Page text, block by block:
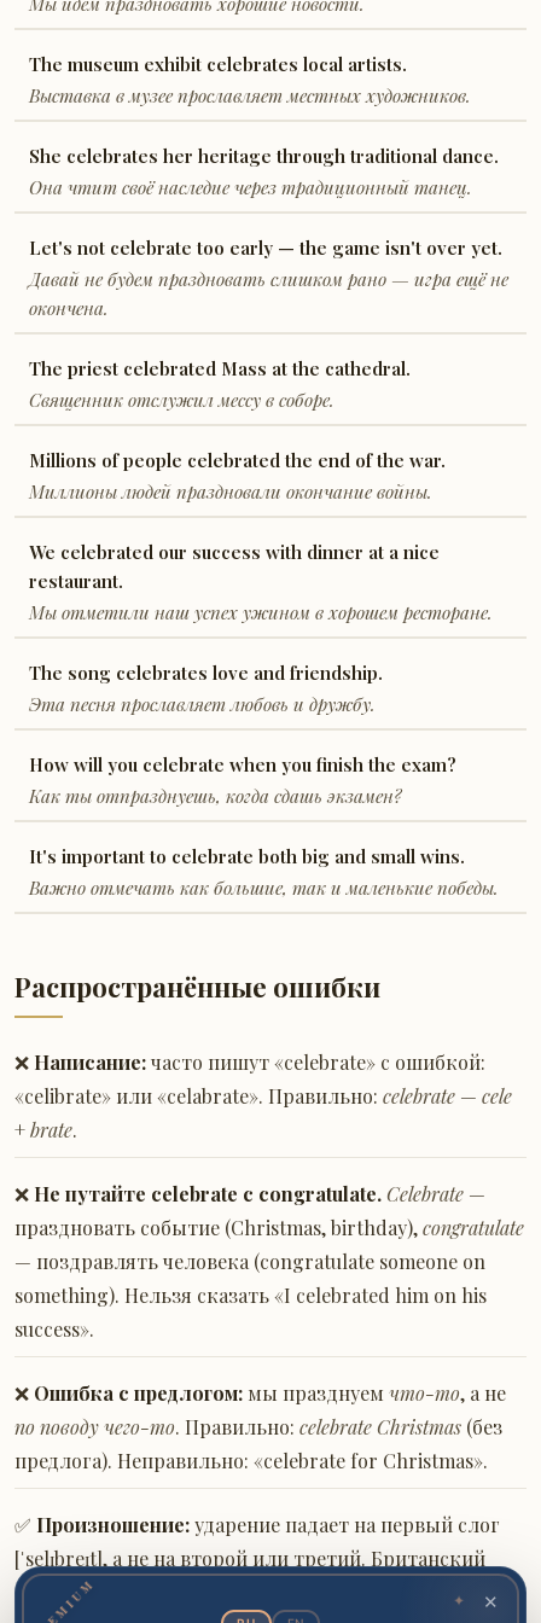
✦ ✕
The museum exhibit celebrates local artists.
Выставка в музее прославляет местных художников.
She celebrates her heritage through traditional dance.
Она чтит своё наследие через традиционный танец.
Let's not celebrate too early — the game isn't over yet.
Давай не будем праздновать слишком рано — игра ещё не
окончена.
The priest celebrated Mass at the cathedral.
Священник отслужил мессу в соборе.
Millions of people celebrated the end of the war.
Миллионы людей праздновали окончание войны.
We celebrated our success with dinner at a nice
restaurant.
Мы отметили наш успех ужином в хорошем ресторане.
The song celebrates love and friendship.
Эта песня прославляет любовь и дружбу.
How will you celebrate when you finish the exam?
Как ты отпразднуешь, когда сдашь экзамен?
It's important to celebrate both big and small wins.
Важно отмечать как большие, так и маленькие победы.
Распространённые ошибки
❌ Написание:часто пишут «celebrate» с ошибкой:
«celibrate» или «celabrate». Правильно: celebrate — cele
+brate.
❌ Не путайте celebrate с congratulate.Celebrate —
праздновать событие (Christmas, birthday),congratulate
— поздравлять человека (congratulate someone on
something). Нельзя сказать «I celebrated him on his
success».
❌ Ошибка с предлогом: мы празднуем что-то, а не
по поводу чего-то. Правильно: celebrate Christmas (без
предлога). Неправильно: «celebrate for Christmas».
✅ Произношение:ударение падает на первый слог
[ˈselɪbreɪt], а не на второй или третий. Британский
вариант произносится с более чётким [ɪ],